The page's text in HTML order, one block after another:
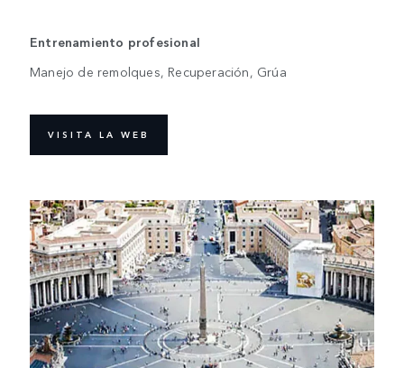
Entrenamiento profesional
Manejo de remolques, Recuperación, Grúa
VISITA LA WEB